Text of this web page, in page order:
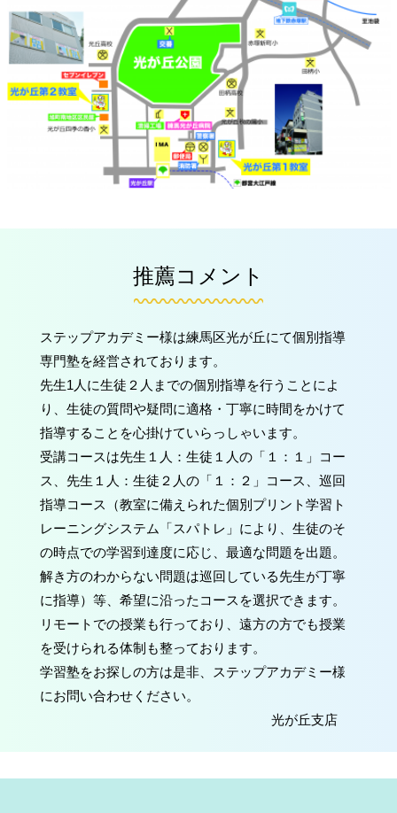
推薦コメント
ステップアカデミー様は練馬区光が丘にて個別指導
専門塾を経営されております。
先生1人に生徒２人までの個別指導を行うことによ
り、生徒の質問や疑問に適格・丁寧に時間をかけて
指導することを心掛けていらっしゃいます。
受講コースは先生１人：生徒１人の「１：１」コー
ス、先生１人：生徒２人の「１：２」コース、巡回
指導コース（教室に備えられた個別プリント学習ト
レーニングシステム「スパトレ」により、生徒のそ
の時点での学習到達度に応じ、最適な問題を出題。
解き方のわからない問題は巡回している先生が丁寧
に指導）等、希望に沿ったコースを選択できます。
リモートでの授業も行っており、遠方の方でも授業
を受けられる体制も整っております。
学習塾をお探しの方は是非、ステップアカデミー様
にお問い合わせください。
光が丘支店